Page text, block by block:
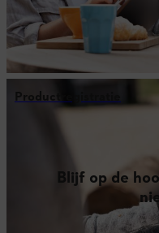
Productregistratie
Blijf op de